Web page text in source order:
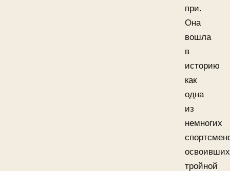
при.
Она
вошла
в
историю
как
одна
из
немногих
освоивших
тройной